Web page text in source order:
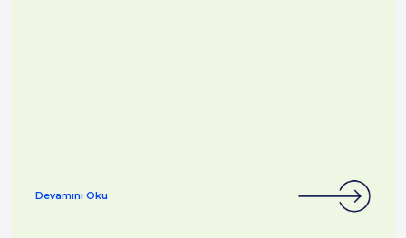
Devamını Oku